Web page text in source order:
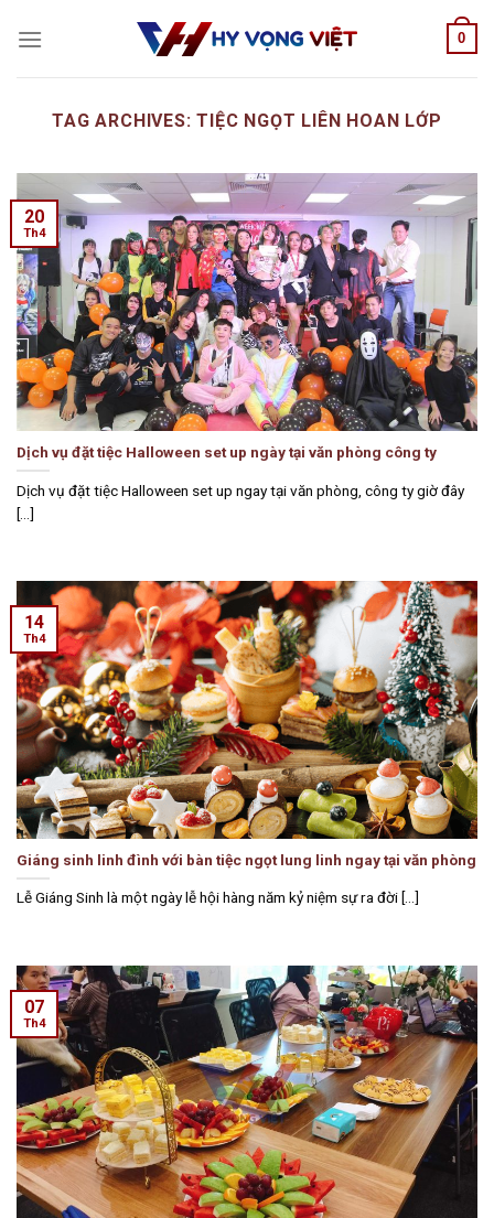
0
TAG ARCHIVES:TIỆC NGỌT LIÊN HOAN LỚP
Dịch vụ đặt tiệc Halloween set up ngày tại văn phòng công ty
Dịch vụ đặt tiệc Halloween set up ngay tại văn phòng, công ty giờ đây
[...]
20
Th4
Giáng sinh linh đình với bàn tiệc ngọt lung linh ngay tại văn phòng
Lễ Giáng Sinh là một ngày lễ hội hàng năm kỷ niệm sự ra đời [...]
14
Th4
07
Th4